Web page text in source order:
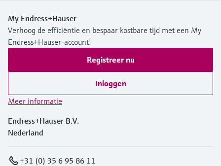
My Endress+Hauser
Verhoog de efficiëntie en bespaar kostbare tijd met een My
Endress+Hauser-account!
Registreer nu
Inloggen
Meer informatie
Endress+Hauser B.V.
Nederland
+31 (0) 35 6 95 86 11